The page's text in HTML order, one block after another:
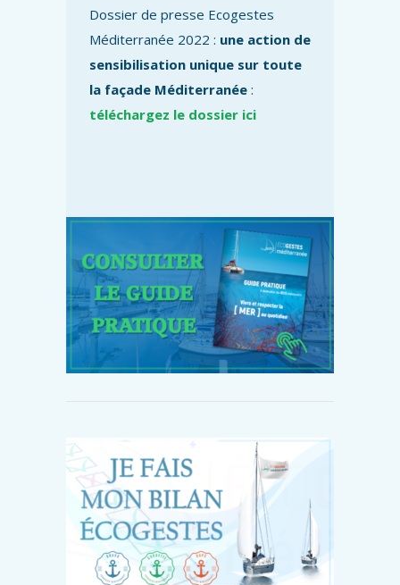
Dossier de presse Ecogestes
Méditerranée 2022 : une action de
sensibilisation unique sur toute
la façade Méditerranée :
téléchargez le dossier ici